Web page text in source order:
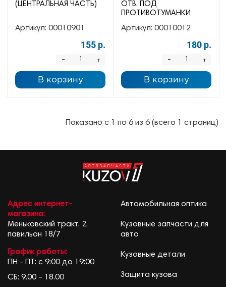
(ЦЕНТРАЛЬНАЯ ЧАСТЬ)
Артикул: 00010901
155 р.
+
-
В корзину
ОТВ. ПОД
ПРОТИВОТУМАНКИ
Артикул: 00010012
180 р.
+
-
В корзину
Показано с 1 по 6 из 6 (всего 1 страниц)
Адрес интернет-
магазина:
Меньковский тракт, 2,
павильон 18/7
График работы:
ПН - ПТ: с 9:00 до 19:00
СБ: 9.00 – 18.00
Автомобильная оптика
Кузовные запчасти для
авто
Кузовные детали
Защита кузова